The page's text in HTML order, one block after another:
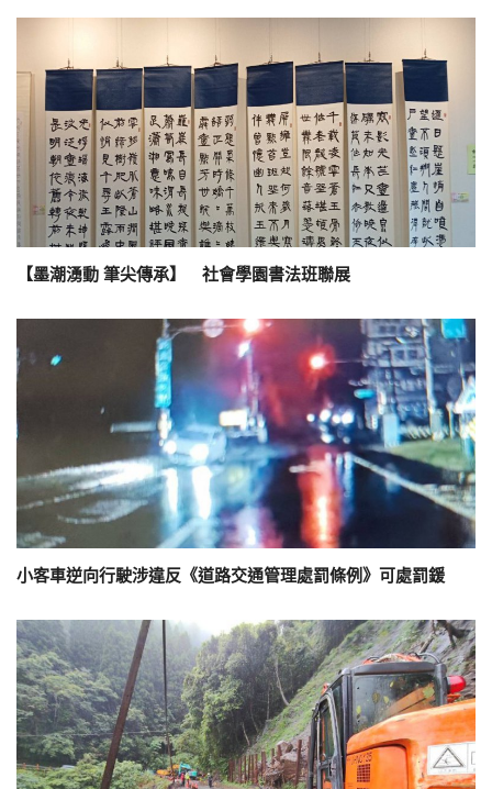
【墨潮湧動 筆尖傳承】 社會學園書法班聯展
小客車逆向行駛涉違反《道路交通管理處罰條例》可處罰鍰